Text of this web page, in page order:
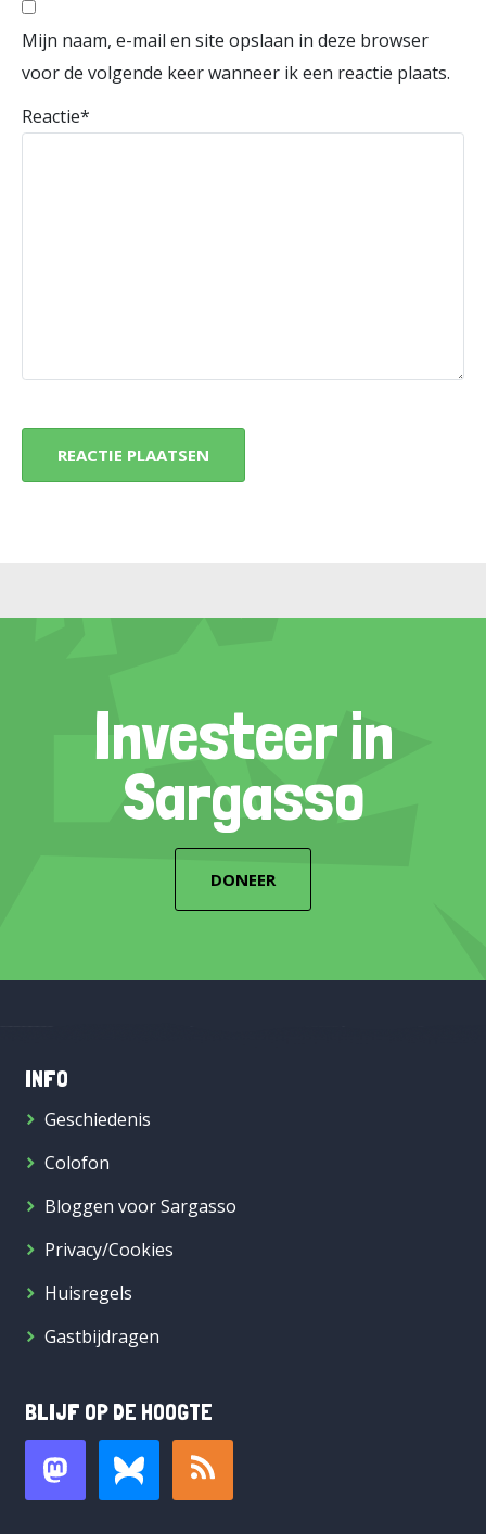
Mijn naam, e-mail en site opslaan in deze browser
voor de volgende keer wanneer ik een reactie plaats.
Reactie*
Investeer in
Sargasso
DONEER
INFO
Geschiedenis
Colofon
Bloggen voor Sargasso
Privacy/Cookies
Huisregels
Gastbijdragen
BLIJF OP DE HOOGTE